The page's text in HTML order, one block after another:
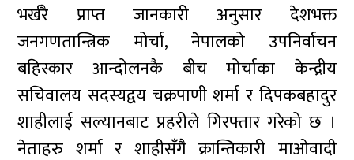
भर्खरै प्राप्त जानकारी अनुसार देशभक्त
जनगणतान्त्रिक मोर्चा, नेपालको उपनिर्वाचन
बहिस्कार आन्दोलनकै बीच मोर्चाका केन्द्रीय
सचिवालय सदस्यद्वय चक्रपाणी शर्मा र दिपकबहादुर
शाहीलाई सल्यानबाट प्रहरीले गिरफ्तार गरेको छ ।
नेताहरु शर्मा र शाहीसँगै क्रान्तिकारी माओवादी